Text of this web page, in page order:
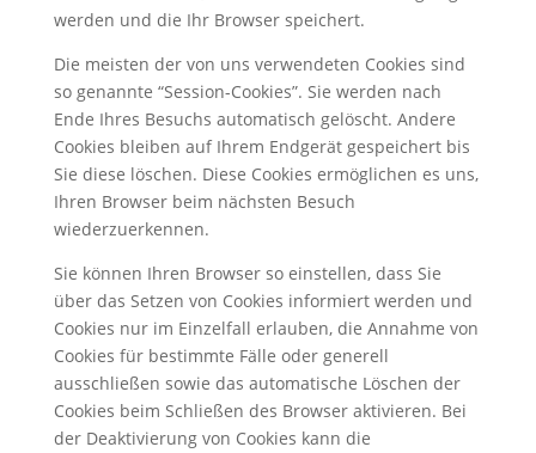
werden und die Ihr Browser speichert.
Die meisten der von uns verwendeten Cookies sind
so genannte “Session-Cookies”. Sie werden nach
Ende Ihres Besuchs automatisch gelöscht. Andere
Cookies bleiben auf Ihrem Endgerät gespeichert bis
Sie diese löschen. Diese Cookies ermöglichen es uns,
Ihren Browser beim nächsten Besuch
wiederzuerkennen.
Sie können Ihren Browser so einstellen, dass Sie
über das Setzen von Cookies informiert werden und
Cookies nur im Einzelfall erlauben, die Annahme von
Cookies für bestimmte Fälle oder generell
ausschließen sowie das automatische Löschen der
Cookies beim Schließen des Browser aktivieren. Bei
der Deaktivierung von Cookies kann die